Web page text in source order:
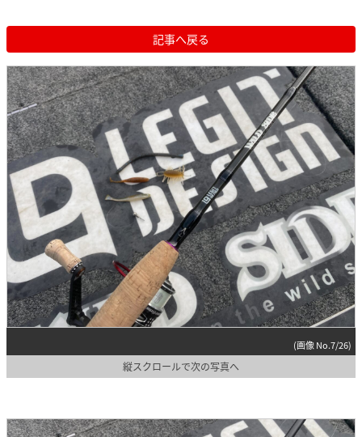
記事へ戻る
(画像 No.7/26)
縦スクロールで次の写真へ